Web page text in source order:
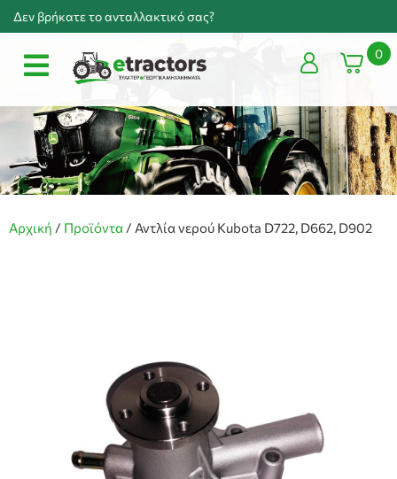
Δεν βρήκατε το ανταλλακτικό σας?
0
Αρχική / Προϊόντα / Αντλία νερού Kubota D722, D662, D902